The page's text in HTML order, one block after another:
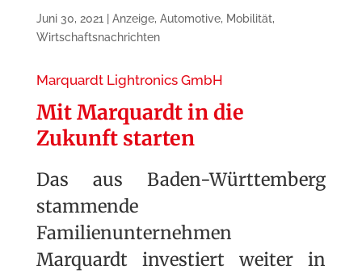
Juni 30, 2021 Anzeige, Automotive, Mobilität,
Wirtschaftsnachrichten
Marquardt Lightronics GmbH
Mit Marquardt in die
Zukunft starten
Das aus Baden-Württemberg
stammende
Familienunternehmen
Marquardt investiert weiter in